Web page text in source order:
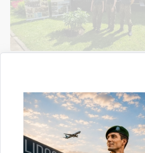
pārvaldi piedalījās
festivālā "LAMPA"
14.07.2026. pasākums robežsardze